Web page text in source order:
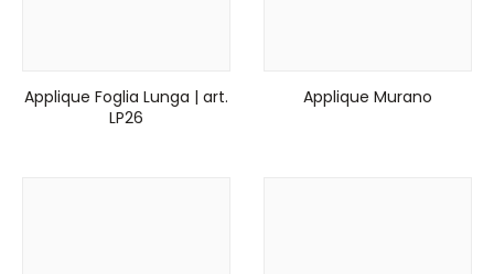
Applique Foglia Lunga | art.
LP26
Applique Murano